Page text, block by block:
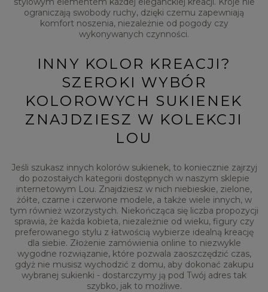
ograniczają swobody ruchy, dzięki czemu zapewniają
komfort noszenia, niezależnie od pogody czy
wykonywanych czynności.
INNY KOLOR KREACJI?
SZEROKI WYBÓR
KOLOROWYCH SUKIENEK
ZNAJDZIESZ W KOLEKCJI
LOU
Jeśli szukasz innych kolorów sukienek, to koniecznie zajrzyj
do pozostałych kategorii dostępnych w naszym sklepie
internetowym Lou. Znajdziesz w nich niebieskie, zielone,
żółte, czarne i czerwone modele, a także wiele innych, w
tym również wzorzystych. Niekończąca się liczba propozycji
sprawia, że każda kobieta, niezależnie od wieku, figury czy
preferowanego stylu z łatwością wybierze idealną kreację
dla siebie. Złożenie zamówienia online to niezwykle
wygodne rozwiązanie, które pozwala zaoszczędzić czas,
gdyż nie musisz wychodzić z domu, aby dokonać zakupu
wybranej sukienki - dostarczymy ją pod Twój adres tak
szybko, jak to możliwe.